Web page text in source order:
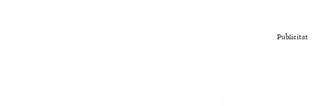
Publicitat